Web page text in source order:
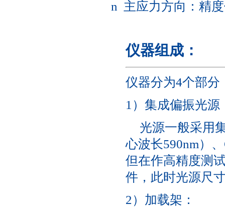
n 主应力方向：精
仪器组成：
仪器分为4个部分
1）集成偏振光源
光源一般采用
心波长590nm）
但在作高精度测
件，此时光源尺
2）加载架：